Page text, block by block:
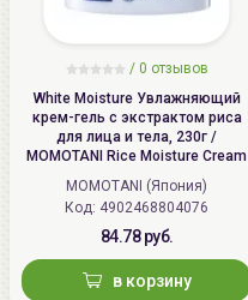
/ 0 отзывов
White Moisture Увлажняющий
крем-гель с экстрактом риса
для лица и тела, 230г /
MOMOTANI Rice Moisture Cream
MOMOTANI (Япония)
Код: 4902468804076
84.78 руб.
в корзину